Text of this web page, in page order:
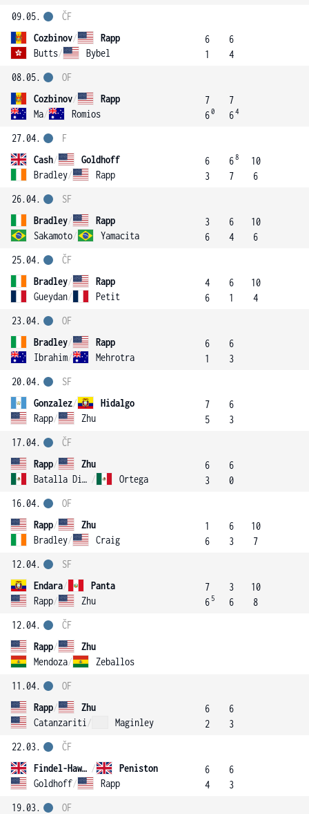
09.05.
Cozbinov/
Rapp
Butts/ Bybel
ČF
6
1
6
4
08.05.
Cozbinov/
Rapp
Ma/ Romios
OF
7
60
7
64
27.04.
Cash/
Goldhoff
Bradley/ Rapp
F
6
3
68
7
10
6
26.04.
Bradley/
Rapp
Sakamoto/ Yamacita
SF
3
6
6
4
10
6
25.04.
Bradley/
Rapp
Gueydan/ Petit
ČF
4
6
6
1
10
4
23.04.
Bradley/
Rapp
Ibrahim/ Mehrotra
OF
6
1
6
3
20.04.
Gonzalez/
Hidalgo
Rapp/ Zhu
SF
7
5
6
3
17.04.
Rapp/
Zhu
Batalla Diez / Ortega
ČF
6
3
6
0
16.04.
Rapp/
Zhu
Bradley/ Craig
OF
1
6
6
3
10
7
12.04.
Endara/
Panta
Rapp/ Zhu
SF
7
6 5
3
6
10
8
12.04.
Rapp/
Zhu
Mendoza/ Zeballos
ČF
11.04.
Rapp/
Zhu
Catanzariti / Maginley
OF
6
2
6
3
22.03.
Findel-Hawkins /
Peniston
Goldhoff/ Rapp
ČF
6
4
6
3
19.03.
OF